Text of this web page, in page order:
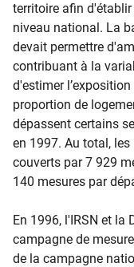
territoire afin
niveau national. La
devait permettre
contribuant à la
d'estimer
proportion de
dépassent certains
en 1997. Au total,
couverts par 7 929
140 mesures par
En 1996, l'IRSN et la
campagne de
de la campagne